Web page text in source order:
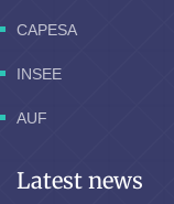
CAPESA
INSEE
AUF
Latest news